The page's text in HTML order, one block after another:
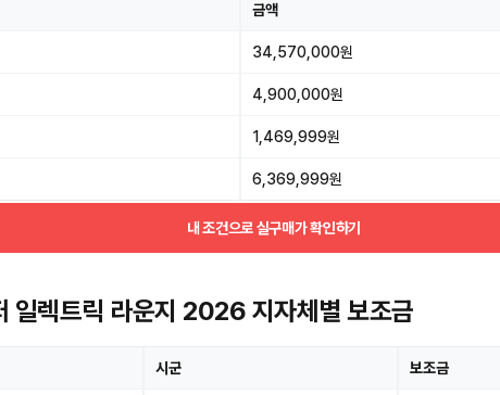
금액
34,570,000원
4,900,000원
1,469,999원
6,369,999원
내 조건으로 실구매가 확인하기
일렉트릭 라운지 2026 지자체별 보조금
시군 보조금